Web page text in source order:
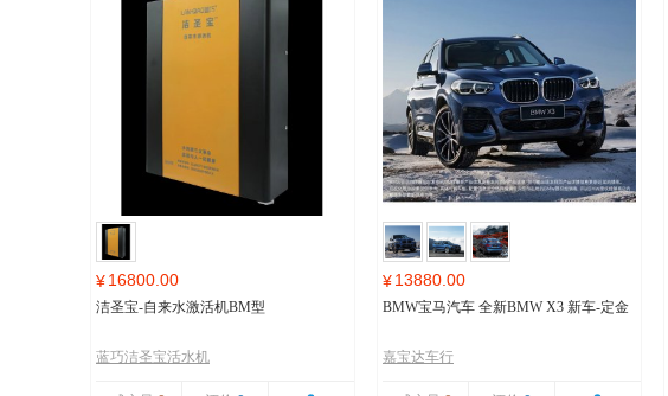
¥16800.00
洁圣宝-自来水激活机BM型
蓝巧洁圣宝活水机
¥13880.00
BMW宝马汽车 全新BMW X3 新车-定金
嘉宝达车行